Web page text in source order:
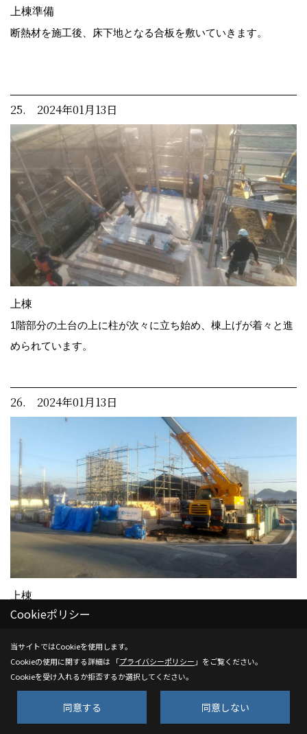
上棟準備
断熱材を施工後、床下地となる合板を敷いていきます。
25. 2024年01月13日
上棟
1階部分の土台の上に柱が次々に立ち始め、棟上げが着々と進
められています。
26. 2024年01月13日
上棟
27. 2024年01月13日
Cookieポリシー
当サイトではCookieを使用します。
Cookieの使用に関する詳細は 「プライバシーポリシー 」をご覧ください。
Cookieを受け入れるか拒否するか選択してください。
同意する 同意しない